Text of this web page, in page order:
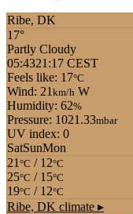
Ribe, DK
17°
Partly Cloudy
05:4321:17 CEST
Feels like: 17°C
Wind: 21 km/h W
Humidity: 62%
Pressure: 1021.33mbar
UV index: 0
SatSunMon
21 °C / 12°C
25°C / 15°C
19°C / 12°C
Ribe, DK climate ▸